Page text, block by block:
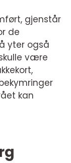
gjenstår
de
yter også
være
kan